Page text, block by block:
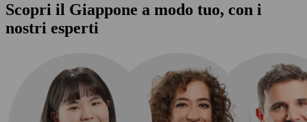
Scopri il Giappone a modo tuo, con i
nostri esperti